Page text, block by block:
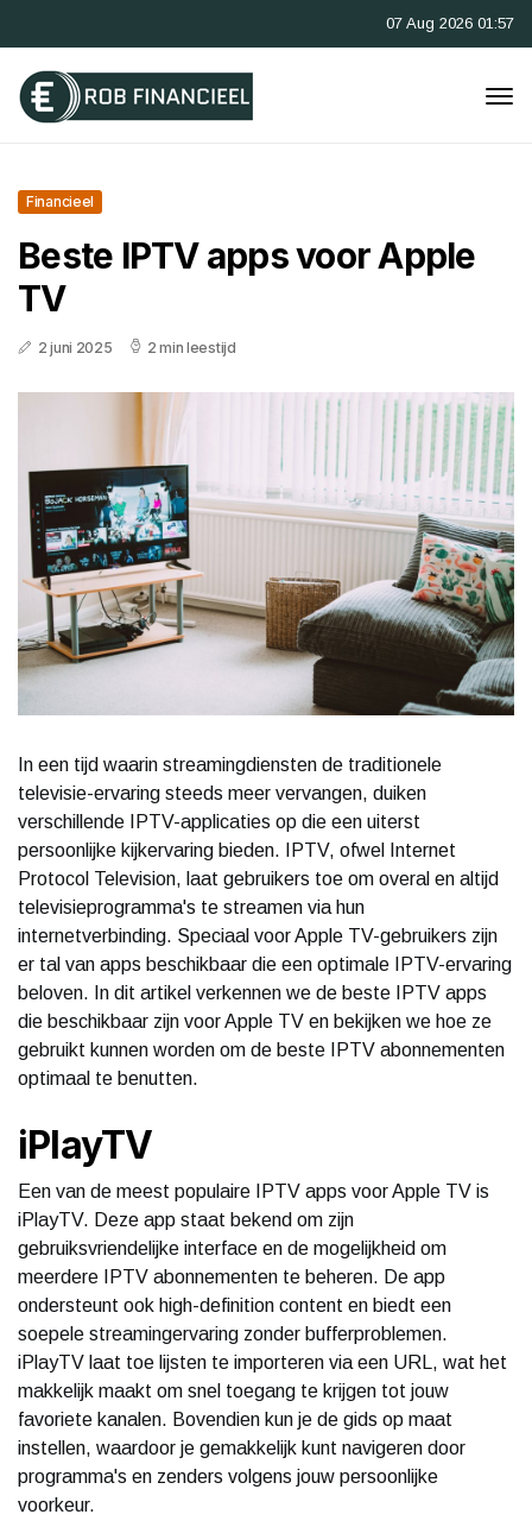
07 Aug 2026 01:57
Financieel
Beste IPTV apps voor Apple
TV
2 juni 2025 2 min leestijd
In een tijd waarin streamingdiensten de traditionele
televisie-ervaring steeds meer vervangen, duiken
verschillende IPTV-applicaties op die een uiterst
persoonlijke kijkervaring bieden. IPTV, ofwel Internet
Protocol Television, laat gebruikers toe om overal en altijd
televisieprogramma's te streamen via hun
internetverbinding. Speciaal voor Apple TV-gebruikers zijn
er tal van apps beschikbaar die een optimale IPTV-ervaring
beloven. In dit artikel verkennen we de beste IPTV apps
die beschikbaar zijn voor Apple TV en bekijken we hoe ze
gebruikt kunnen worden om de beste IPTV abonnementen
optimaal te benutten.
iPlayTV
Een van de meest populaire IPTV apps voor Apple TV is
iPlayTV. Deze app staat bekend om zijn
gebruiksvriendelijke interface en de mogelijkheid om
meerdere IPTV abonnementen te beheren. De app
ondersteunt ook high-definition content en biedt een
soepele streamingervaring zonder bufferproblemen.
iPlayTV laat toe lijsten te importeren via een URL, wat het
makkelijk maakt om snel toegang te krijgen tot jouw
favoriete kanalen. Bovendien kun je de gids op maat
instellen, waardoor je gemakkelijk kunt navigeren door
programma's en zenders volgens jouw persoonlijke
voorkeur.